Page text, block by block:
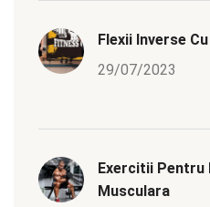
Flexii Inverse
29/07/2023
Exercitii Pentru
Musculara